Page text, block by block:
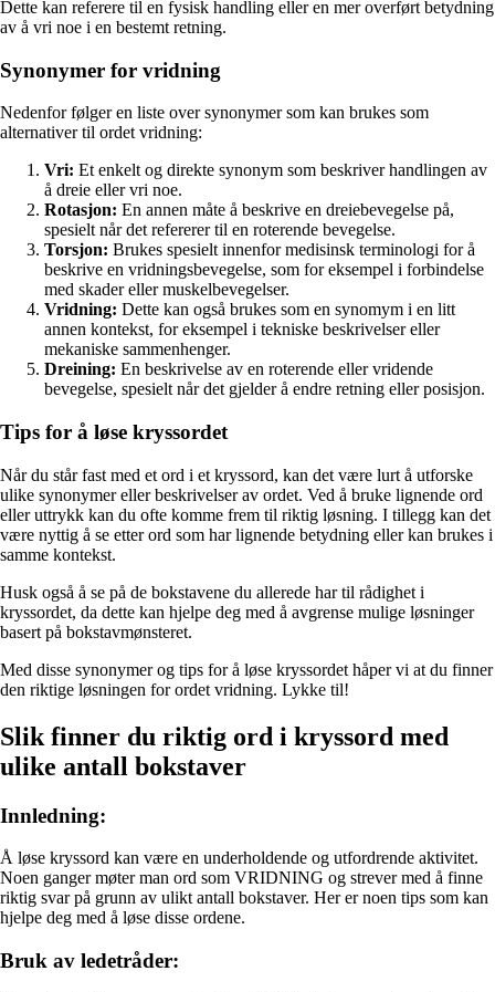
Dette kan referere til en fysisk handling eller en mer overført betydning
av å vri noe i en bestemt retning.
Synonymer for vridning
Nedenfor følger en liste over synonymer som kan brukes som
alternativer til ordet vridning:
Vri: Et enkelt og direkte synonym som beskriver handlingen av
å dreie eller vri noe.
Rotasjon: En annen måte å beskrive en dreiebevegelse på,
spesielt når det refererer til en roterende bevegelse.
Torsjon: Brukes spesielt innenfor medisinsk terminologi for å
beskrive en vridningsbevegelse, som for eksempel i forbindelse
med skader eller muskelbevegelser.
Vridning: Dette kan også brukes som en synomym i en litt
annen kontekst, for eksempel i tekniske beskrivelser eller
mekaniske sammenhenger.
Dreining: En beskrivelse av en roterende eller vridende
bevegelse, spesielt når det gjelder å endre retning eller posisjon.
Tips for å løse kryssordet
Når du står fast med et ord i et kryssord, kan det være lurt å utforske
ulike synonymer eller beskrivelser av ordet. Ved å bruke lignende ord
eller uttrykk kan du ofte komme frem til riktig løsning. I tillegg kan det
være nyttig å se etter ord som har lignende betydning eller kan brukes i
samme kontekst.
Husk også å se på de bokstavene du allerede har til rådighet i
kryssordet, da dette kan hjelpe deg med å avgrense mulige løsninger
basert på bokstavmønsteret.
Med disse synonymer og tips for å løse kryssordet håper vi at du finner
den riktige løsningen for ordet vridning. Lykke til!
Slik finner du riktig ord i kryssord med
ulike antall bokstaver
Innledning:
Å løse kryssord kan være en underholdende og utfordrende aktivitet.
Noen ganger møter man ord som VRIDNING og strever med å finne
riktig svar på grunn av ulikt antall bokstaver. Her er noen tips som kan
hjelpe deg med å løse disse ordene.
Bruk av ledetråder: